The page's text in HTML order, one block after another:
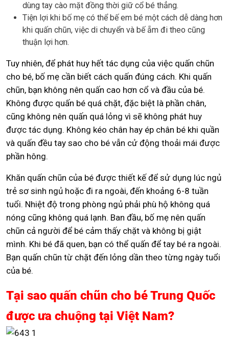
dùng tay cào mặt đồng thời giữ cổ bé thẳng.
Tiện lợi khi bố mẹ có thể bế em bé một cách dễ dàng hơn
khi quấn chũn, việc di chuyển và bế ẵm đi theo cũng
thuận lợi hơn.
Tuy nhiên, để phát huy hết tác dụng của việc quấn chũn
cho bé, bố mẹ cần biết cách quấn đúng cách. Khi quấn
chũn, bạn không nên quấn cao hơn cổ và đầu của bé.
Không được quấn bé quá chặt, đặc biệt là phần chân,
cũng không nên quấn quá lỏng vì sẽ không phát huy
được tác dụng. Không kéo chân hay ép chân bé khi quần
và quấn đều tay sao cho bé vẫn cử động thoải mái được
phần hông.
Khăn quấn chũn của bé được thiết kế để sử dụng lúc ngủ
trẻ sơ sinh ngủ hoặc đi ra ngoài, đến khoảng 6-8 tuần
tuổi. Nhiệt độ trong phòng ngủ phải phù hộ không quá
nóng cũng không quá lạnh. Ban đầu, bố mẹ nên quấn
chũn cả người để bé cảm thấy chặt và không bị giật
mình. Khi bé đã quen, bạn có thể quấn để tay bé ra ngoài.
Bạn quấn chũn từ chặt đến lỏng dần theo từng ngày tuổi
của bé.
Tại sao quấn chũn cho bé Trung Quốc
được ưa chuộng tại Việt Nam?